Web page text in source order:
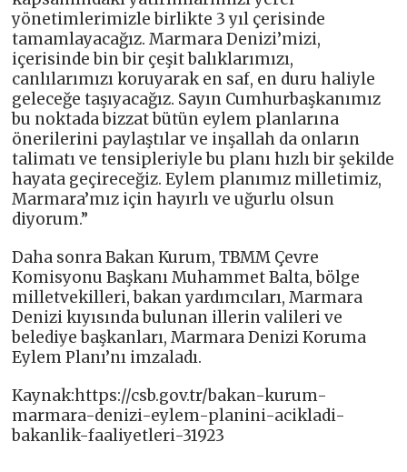
yönetimlerimizle birlikte 3 yıl çerisinde
tamamlayacağız. Marmara Denizi’mizi,
içerisinde bin bir çeşit balıklarımızı,
canlılarımızı koruyarak en saf, en duru haliyle
geleceğe taşıyacağız. Sayın Cumhurbaşkanımız
bu noktada bizzat bütün eylem planlarına
önerilerini paylaştılar ve inşallah da onların
talimatı ve tensipleriyle bu planı hızlı bir şekilde
hayata geçireceğiz. Eylem planımız milletimiz,
Marmara’mız için hayırlı ve uğurlu olsun
diyorum.”
Daha sonra Bakan Kurum, TBMM Çevre
Komisyonu Başkanı Muhammet Balta, bölge
milletvekilleri, bakan yardımcıları, Marmara
Denizi kıyısında bulunan illerin valileri ve
belediye başkanları, Marmara Denizi Koruma
Eylem Planı’nı imzaladı.
Kaynak:https://csb.gov.tr/bakan-kurum-
marmara-denizi-eylem-planini-acikladi-
bakanlik-faaliyetleri-31923